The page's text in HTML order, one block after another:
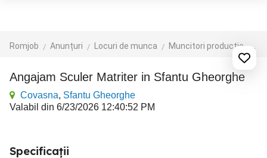
Romjob Anunțuri Locuri de munca Muncitori productie - depozit - logistica
Angajam Sculer Matriter in Sfantu Gheorghe
Covasna, Sfantu Gheorghe
Valabil din 6/23/2026 12:40:52 PM
Specificații